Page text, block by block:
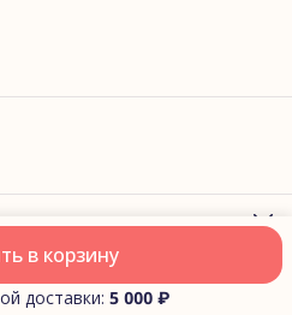
в корзину
доставки: 5 000 ₽
2
РеквизитыОферта